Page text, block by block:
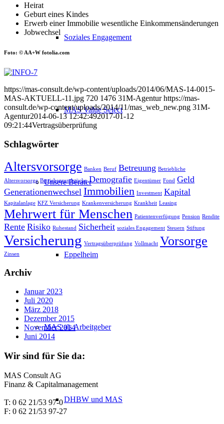
Soziales Engagement
MAS Value Select
Unsere Berater
Eppelheim
MAS als Arbeitgeber
DHBW und MAS
Heirat
Geburt eines Kindes
Erwerb einer Immobilie wesentliche Einkommens­änderungen
Jobwechsel
Foto: © AA+W fotolia.com
https://mas-consult.de/wp-content/uploads/2014/06/MAS-14-0015-
MAS-AKTUELL-11.jpg 720 1476 31M-Agentur https://mas-
consult.de/wp-content/uploads/2014/11/mas_web_new.png 31M-
Agentur2014-06-13 12:42:492017-01-12
09:21:44Vertragsüberprüfung
Schlagwörter
Altersvorsorge Banken Beruf Betreuung Betriebliche
Altersvorsorge Betriebsgrundstücke Demografie Eigentümer Fond Geld
Generationenwechsel Immobilien Investment Kapital
Kapitalanlage KFZ Versicherung Krankenversicherung Krankheit Leasing
Mehrwert für Menschen Patientenverfügung Pension Rendite
Rente Risiko Ruhestand Sicherheit soziales Engagement Steuern Stiftung
Versicherung Vertragsüberprüfung Vollmacht Vorsorge
Zinsen
Archiv
Januar 2023
Juli 2020
März 2018
Dezember 2015
November 2014
Juni 2014
Wir sind für Sie da:
MAS Consult AG
Finanz & Capitalmanagement
T: 0 62 21/53 97-0
F: 0 62 21/53 97-27